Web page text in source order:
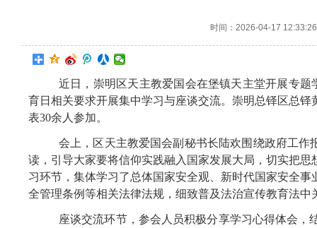
时间：2026-04-17
近日，崇明区天主教爱国会在堡镇天主堂开展专题
育日相关要求开展集中学习与座谈交流。崇明总铎区总
表30余人参加。
会上，区天主教爱国会副秘书长陆欢围绕政府工作
读，引导大家要将信仰实践融入国家发展大局，切实把
习环节，集体学习了总体国家安全观、新时代国家安全
全管理条例等相关法律法规，细致普及法治宣传教育法中
座谈交流环节，参会人员积极分享学习心得体会